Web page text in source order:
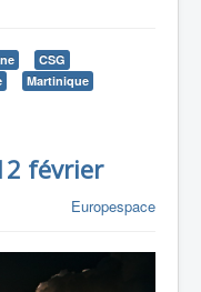
CSG
Martinique
février
Europespace